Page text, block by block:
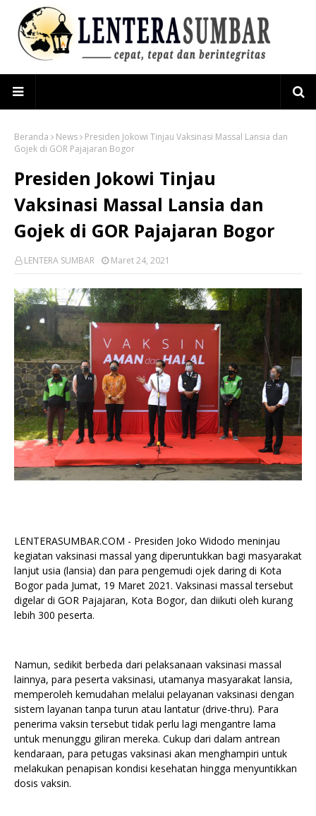
Beranda News
Presiden Jokowi Tinjau Vaksinasi Massal Lansia dan
Gojek di GOR Pajajaran Bogor
Presiden Jokowi Tinjau
Vaksinasi Massal Lansia dan
Gojek di GOR Pajajaran Bogor
LENTERA SUMBAR Maret 24, 2021
LENTERASUMBAR.COM - Presiden Joko Widodo meninjau
kegiatan vaksinasi massal yang diperuntukkan bagi masyarakat
lanjut usia (lansia) dan para pengemudi ojek daring di Kota
Bogor pada Jumat, 19 Maret 2021. Vaksinasi massal tersebut
digelar di GOR Pajajaran, Kota Bogor, dan diikuti oleh kurang
lebih 300 peserta.
Namun, sedikit berbeda dari pelaksanaan vaksinasi massal
lainnya, para peserta vaksinasi, utamanya masyarakat lansia,
memperoleh kemudahan melalui pelayanan vaksinasi dengan
sistem layanan tanpa turun atau lantatur (drive-thru). Para
penerima vaksin tersebut tidak perlu lagi mengantre lama
untuk menunggu giliran mereka. Cukup dari dalam antrean
kendaraan, para petugas vaksinasi akan menghampiri untuk
melakukan penapisan kondisi kesehatan hingga menyuntikkan
dosis vaksin.